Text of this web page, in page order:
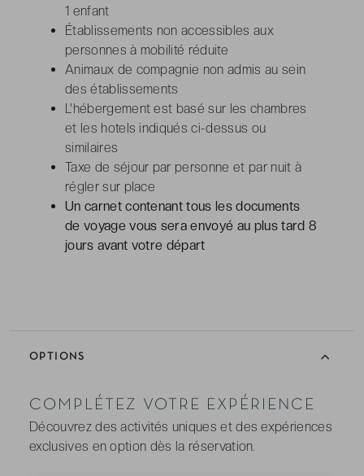
1 enfant
Établissements non accessibles aux
personnes à mobilité réduite
Animaux de compagnie non admis au sein
des établissements
L'hébergement est basé sur les chambres
et les hotels indiqués ci-dessus ou
similaires
Taxe de séjour par personne et par nuit à
régler sur place
Un carnet contenant tous les documents
de voyage vous sera envoyé au plus tard 8
jours avant votre départ
OPTIONS
COMPLÉTEZ VOTRE EXPÉRIENCE
Découvrez des activités uniques et des expériences
exclusives en option dès la réservation.